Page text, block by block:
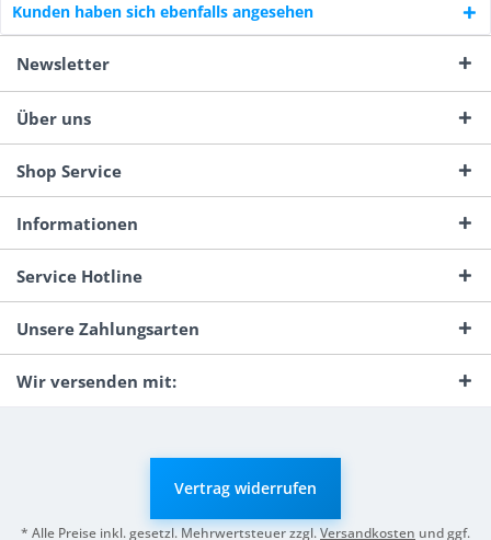
Kunden haben sich ebenfalls angesehen
Newsletter
Über uns
Shop Service
Informationen
Service Hotline
Unsere Zahlungsarten
Wir versenden mit:
Vertrag widerrufen
* Alle Preise inkl. gesetzl. Mehrwertsteuer zzgl.Versandkosten und ggf.